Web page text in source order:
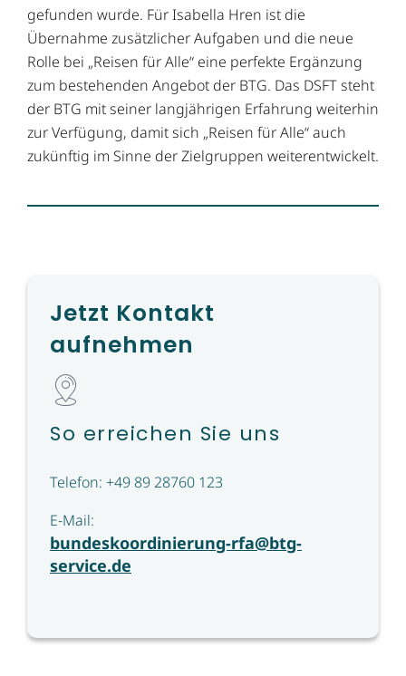
gefunden wurde. Für Isabella Hren ist die
Übernahme zusätzlicher Aufgaben und die neue
Rolle bei „Reisen für Alle“ eine perfekte Ergänzung
zum bestehenden Angebot der BTG. Das DSFT steht
der BTG mit seiner langjährigen Erfahrung weiterhin
zur Verfügung, damit sich „Reisen für Alle“ auch
zukünftig im Sinne der Zielgruppen weiterentwickelt.
Jetzt Kontakt
aufnehmen
So erreichen Sie uns
Telefon: +49 89 28760 123
E-Mail:
bundeskoordinierung-rfa@btg-
service.de